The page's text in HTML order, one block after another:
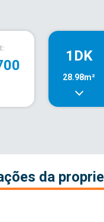
1DK
28.98m²
da